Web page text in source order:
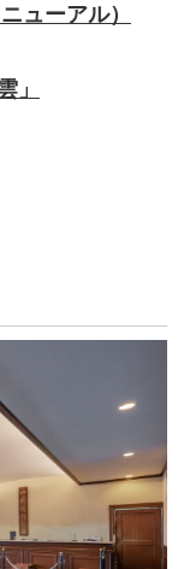
ューアル）
」